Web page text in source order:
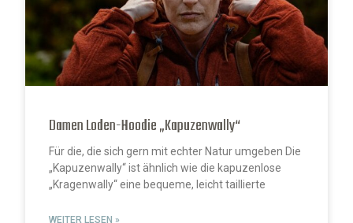
Damen Loden-Hoodie „Kapuzenwally“
Für die, die sich gern mit echter Natur umgeben Die
„Kapuzenwally“ ist ähnlich wie die kapuzenlose
„Kragenwally“ eine bequeme, leicht taillierte
WEITER LESEN »